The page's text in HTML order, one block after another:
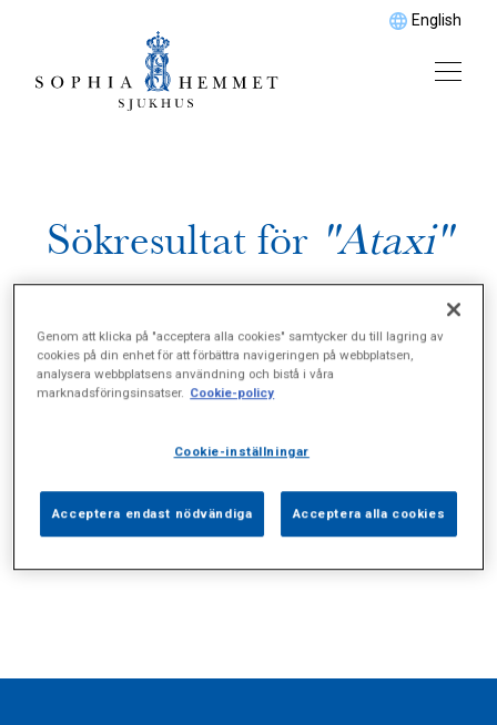
English
Sökresultat för "Ataxi"
Vårdgivare (1)
Genom att klicka på "acceptera alla cookies" samtycker du till lagring av
cookies på din enhet för att förbättra navigeringen på webbplatsen,
analysera webbplatsens användning och bistå i våra
marknadsföringsinsatser. Cookie-policy
Cookie-inställningar
Acceptera endast nödvändiga Acceptera alla cookies